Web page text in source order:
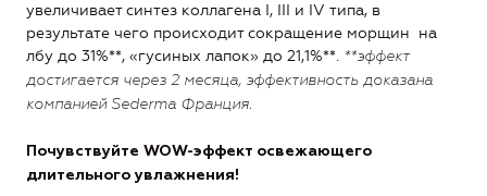
увеличивает синтез коллагена I, III и IV типа, в
результате чего происходит сокращение морщин на
лбу до 31%**, «гусиных лапок» до 21,1%**. **эффект
достигается через 2 месяца, эффективность доказана
компанией Sederma Франция.
Почувствуйте WOW-эффект освежающего
длительного увлажнения!